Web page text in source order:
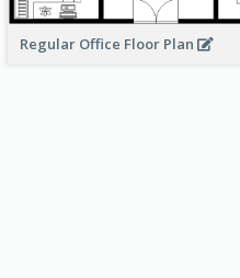
Regular Office Floor Plan